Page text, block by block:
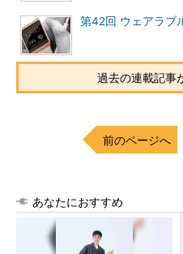
第42回 ウェアラブ
過去の連載記事
前のページへ
あなたにおすすめ